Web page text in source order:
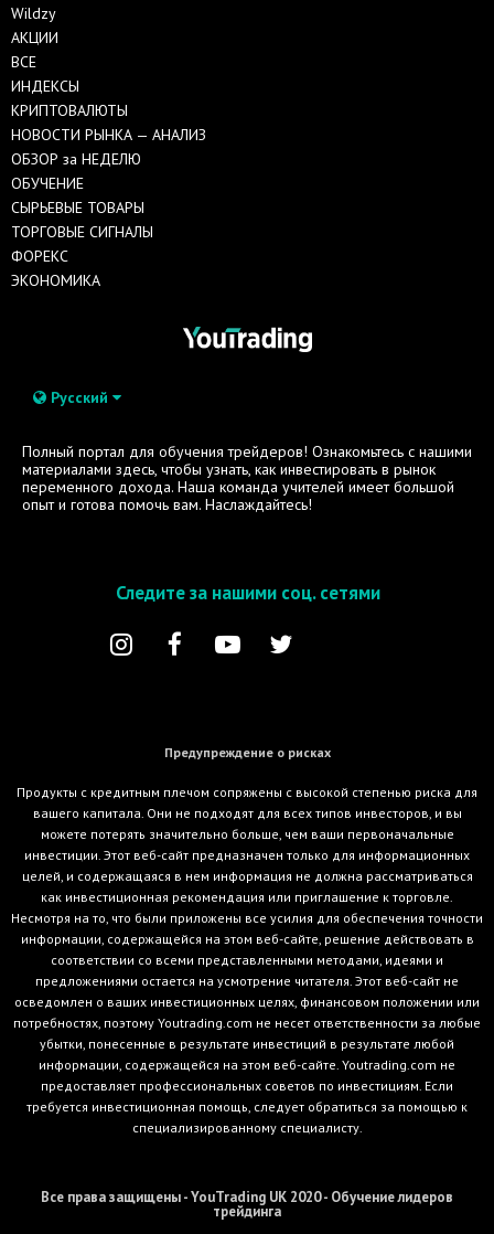
Wildzy
АКЦИИ
ВСЕ
ИНДЕКСЫ
КРИПТОВАЛЮТЫ
НОВОСТИ РЫНКА — АНАЛИЗ
ОБЗОР за НЕДЕЛЮ
ОБУЧЕНИЕ
СЫРЬЕВЫЕ ТОВАРЫ
ТОРГОВЫЕ СИГНАЛЫ
ФОРЕКС
ЭКОНОМИКА
Русский
Полный портал для обучения трейдеров! Ознакомьтесь с нашими
материалами здесь, чтобы узнать, как инвестировать в рынок
переменного дохода. Наша команда учителей имеет большой
опыт и готова помочь вам. Наслаждайтесь!
Следите за нашими соц. сетями
Предупреждение о рисках
Продукты с кредитным плечом сопряжены с высокой степенью риска для
вашего капитала. Они не подходят для всех типов инвесторов, и вы
можете потерять значительно больше, чем ваши первоначальные
инвестиции. Этот веб-сайт предназначен только для информационных
целей, и содержащаяся в нем информация не должна рассматриваться
как инвестиционная рекомендация или приглашение к торговле.
Несмотря на то, что были приложены все усилия для обеспечения точности
информации, содержащейся на этом веб-сайте, решение действовать в
соответствии со всеми представленными методами, идеями и
предложениями остается на усмотрение читателя. Этот веб-сайт не
осведомлен о ваших инвестиционных целях, финансовом положении или
потребностях, поэтому Youtrading.com не несет ответственности за любые
убытки, понесенные в результате инвестиций в результате любой
информации, содержащейся на этом веб-сайте. Youtrading.com не
предоставляет профессиональных советов по инвестициям. Если
требуется инвестиционная помощь, следует обратиться за помощью к
специализированному специалисту.
Все права защищены - YouTrading UK 2020 - Обучение лидеров
трейдинга